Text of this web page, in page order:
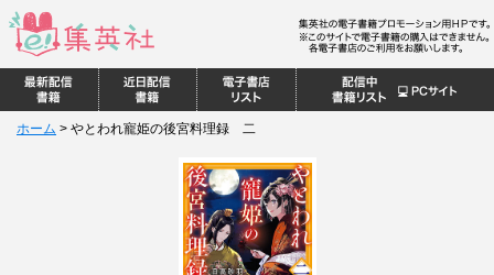
ホーム > やとわれ寵姫の後宮料理録 二